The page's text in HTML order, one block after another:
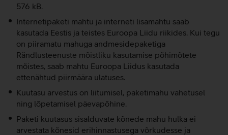
576 kB.
Internetipaketi mahtu ja interneti lisamahtu saab
kasutada Eestis ja teistes Euroopa Liidu riikides. Kui tegu
on piiramatu mahuga andmesidepaketiga
Rändlusteenuste mõistliku kasutamise põhimõtete
mõistes, saab mahtu Euroopa Liidus kasutada
ettenähtud piirmäära ulatuses.
Kuutasu arvestus on liitumisel, paketimahu vahetusel
ning lõpetamisel päevapõhine.
Paketi kuutasus sisalduvate kõnede mahu hulka ei
arvestata kõnesid erihinnastusega võrkudesse ja